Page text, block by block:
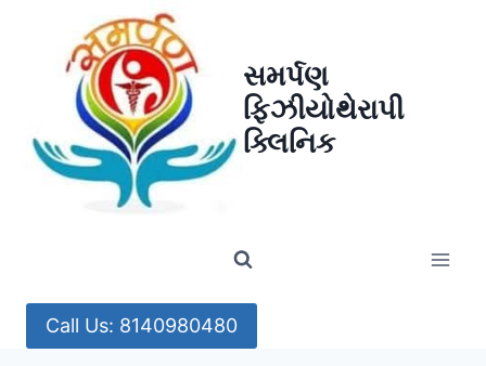
સમર્પણ
ફિઝીયોથેરાપી
ક્લિનિક
Call Us: 8140980480